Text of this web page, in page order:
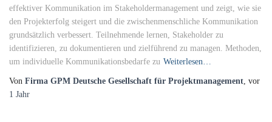
effektiver Kommunikation im Stakeholdermanagement und zeigt, wie sie
den Projekterfolg steigert und die zwischenmenschliche Kommunikation
grundsätzlich verbessert. Teilnehmende lernen, Stakeholder zu
identifizieren, zu dokumentieren und zielführend zu managen. Methoden,
um individuelle Kommunikationsbedarfe zu Weiterlesen…
Von Firma GPM Deutsche Gesellschaft für Projektmanagement , vor
1 Jahr